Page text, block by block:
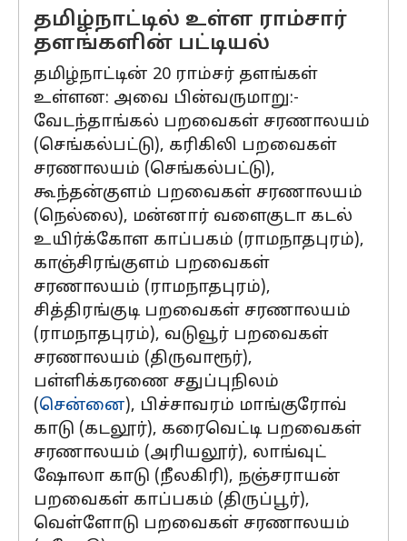
தமிழ்நாட்டில் உள்ள ராம்சார்
தளங்களின் பட்டியல்
தமிழ்நாட்டின் 20 ராம்சர் தளங்கள்
உள்ளன: அவை பின்வருமாறு:-
வேடந்தாங்கல் பறவைகள் சரணாலயம்
(செங்கல்பட்டு), கரிகிலி பறவைகள்
சரணாலயம் (செங்கல்பட்டு),
கூந்தன்குளம் பறவைகள் சரணாலயம்
(நெல்லை), மன்னார் வளைகுடா கடல்
உயிர்க்கோள காப்பகம் (ராமநாதபுரம்),
காஞ்சிரங்குளம் பறவைகள்
சரணாலயம் (ராமநாதபுரம்),
சித்திரங்குடி பறவைகள் சரணாலயம்
(ராமநாதபுரம்), வடுவூர் பறவைகள்
சரணாலயம் (திருவாரூர்),
பள்ளிக்கரணை சதுப்புநிலம்
(சென்னை), பிச்சாவரம் மாங்குரோவ்
காடு (கடலூர்), கரைவெட்டி பறவைகள்
சரணாலயம் (அரியலூர்), லாங்வுட்
ஷோலா காடு (நீலகிரி), நஞ்சராயன்
பறவைகள் காப்பகம் (திருப்பூர்),
வெள்ளோடு பறவைகள் சரணாலயம்